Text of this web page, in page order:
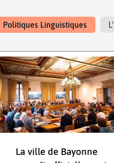
Politiques Linguistiques
La ville de Bayonne